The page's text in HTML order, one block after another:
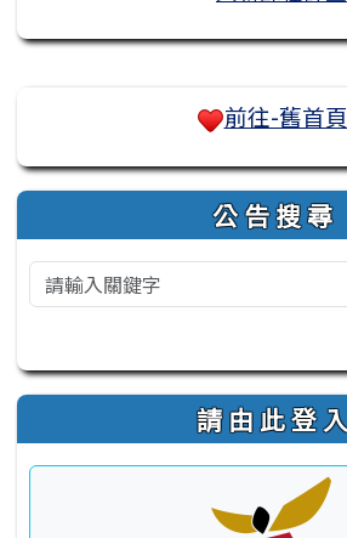
前往-舊首頁
公 告 搜 尋
請 由 此 登 入